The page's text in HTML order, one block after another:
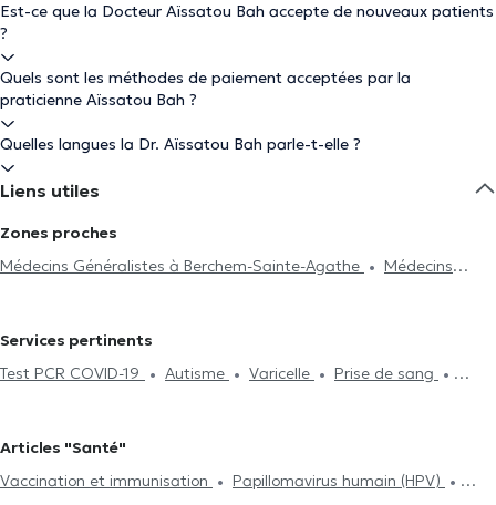
Est-ce que la Docteur Aïssatou Bah accepte de nouveaux patients
?
Quels sont les méthodes de paiement acceptées par la
praticienne Aïssatou Bah ?
Quelles langues la Dr. Aïssatou Bah parle-t-elle ?
Liens utiles
Zones proches
Médecins Généralistes à Berchem-Sainte-Agathe
Médecins
Généralistes à Anderlecht
Médecins Généralistes à Bruxelles
Médecins Généralistes à
Généralistes à Wemmel
Généralistes à Evere
Médecins Généralistes à Forest
Services pertinents
Test PCR COVID-19
Autisme Varicelle
Prise de sang
Examen d'assurance vie
Traitement des allergies
Séance de mésothérapie
Test
Articles "Santé"
Vaccination et immunisation
Papillomavirus humain (HPV)